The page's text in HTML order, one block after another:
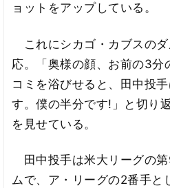
ョットをアップしている。
これにシカゴ・カブスの
応。「奥様の顔、お前の3分
コミを浴びせると、田中投
す。僕の半分です!」と切り
を見せている。
田中投手は米大リーグの
ムで、ア・リーグの2番手と